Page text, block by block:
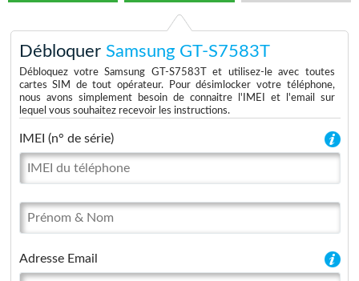
Débloquer Samsung GT-S7583T
Débloquez votre Samsung GT-S7583T et utilisez-le avec toutes
cartes SIM de tout opérateur. Pour désimlocker votre téléphone,
nous avons simplement besoin de connaitre l'IMEI et l'email sur
lequel vous souhaitez recevoir les instructions.
IMEI (n° de série)
Adresse Email